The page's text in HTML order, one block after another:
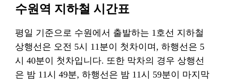
수원역 지하철 시간표
평일 기준으로 수원에서 출발하는 1호선 지하철
상행선은 오전 5시 11분이 첫차이며, 하행선은 5
시 40분이 첫차입니다. 또한 막차의 경우 상행선
은 밤 11시 49분, 하행선은 밤 11시 59분이 마지막